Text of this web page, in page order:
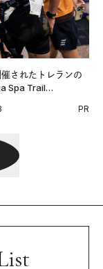
されたトレランの
Spa Trail
ンナーたちの奮闘PR